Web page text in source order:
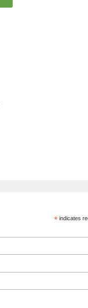
*indicates